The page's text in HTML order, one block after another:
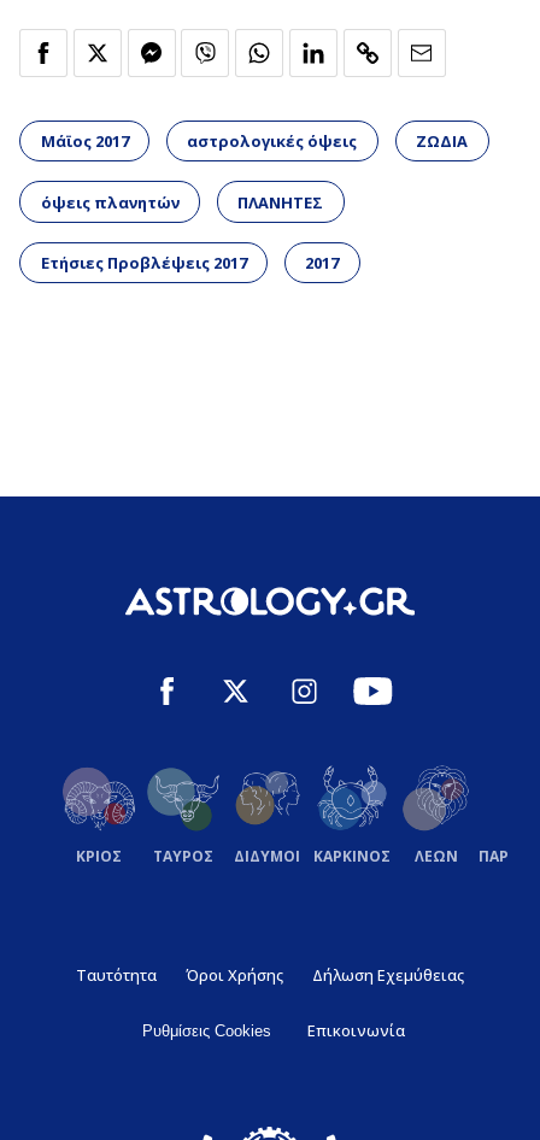
Μάϊος 2017 αστρολογικές όψεις ΖΩΔΙΑ
όψεις πλανητών ΠΛΑΝΗΤΕΣ
Ετήσιες Προβλέψεις 2017 2017
ΚΡΙΟΣ ΤΑΥΡΟΣ ΔΙΔΥΜΟΙ ΚΑΡΚΙΝΟΣ ΛΕΩΝ
Ταυτότητα Όροι Χρήσης Δήλωση Εχεμύθειας
Ρυθμίσεις Cookies Επικοινωνία